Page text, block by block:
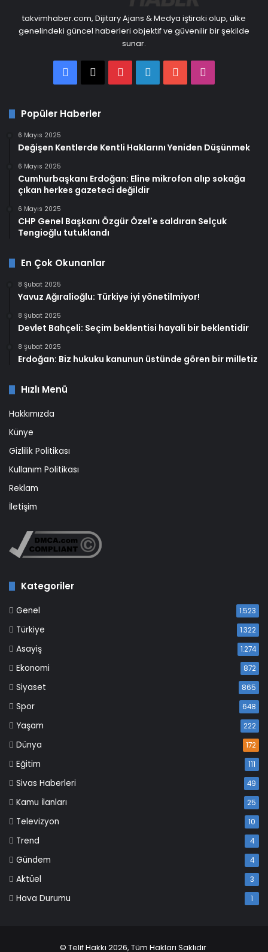
takvimhaber.com, Dijitary Ajans & Medya iştiraki olup, ülke
genelindeki güncel haberleri objektif ve güvenilir bir şekilde
sunar.
Facebook
X PinterestLinkedInYouTube
Popüler Haberler
6 Mayıs 2025
Değişen Kentlerde Kentli Haklarını Yeniden Düşünmek
6 Mayıs 2025
Cumhurbaşkanı Erdoğan: Eline mikrofon alıp sokağa
çıkan herkes gazeteci değildir
6 Mayıs 2025
CHP Genel Başkanı Özgür Özel'e saldıran Selçuk
Tengioğlu tutuklandı
En Çok Okunanlar
8 Şubat 2025
Yavuz Ağıralioğlu: Türkiye iyi yönetilmiyor!
8 Şubat 2025
Devlet Bahçeli: Seçim beklentisi hayali bir beklentidir
8 Şubat 2025
Erdoğan: Biz hukuku kanunun üstünde gören bir milletiz
Hızlı Menü
Hakkımızda
Künye
Gizlilik Politikası
Kullanım Politikası
Reklam
İletişim
Kategoriler
Genel 1.523
Türkiye 1.322
Asayiş 1.274
Ekonomi 872
Siyaset 865
Spor 648
Yaşam 222
Dünya 172
Eğitim 111
Sivas Haberleri 49
Kamu İlanları 25
Televizyon 10
Trend 4
Gündem 4
Aktüel 3
Hava Durumu 1
© Telif Hakkı 2026, Tüm Hakları Saklıdır